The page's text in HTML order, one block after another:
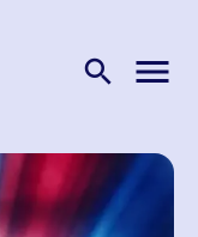
search menu